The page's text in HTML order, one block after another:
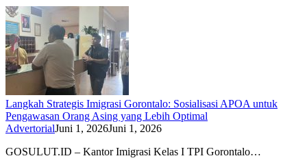
Langkah Strategis Imigrasi Gorontalo: Sosialisasi APOA untuk
Pengawasan Orang Asing yang Lebih Optimal
AdvertorialJuni 1, 2026Juni 1, 2026
GOSULUT.ID – Kantor Imigrasi Kelas I TPI Gorontalo…